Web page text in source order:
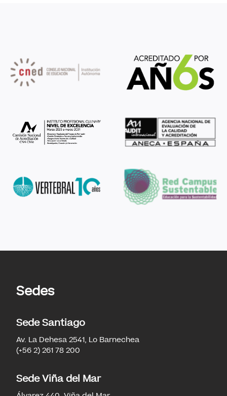
Sedes
Sede Santiago
Av. La Dehesa 2541, Lo Barnechea
(+56 2) 261 78 200
Sede Viña del Mar